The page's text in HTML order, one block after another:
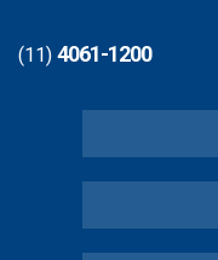
(11) 4061-1200